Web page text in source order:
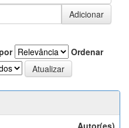
Ordenar
Autor(es)